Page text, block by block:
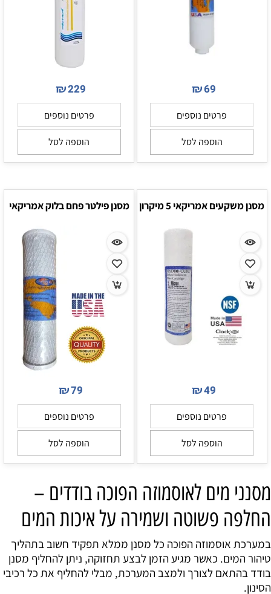
₪69
פרטים נוספים
הוספה לסל
₪229
פרטים נוספים
הוספה לסל
מסנן משקעים אמריקאי 5 מיקרון
₪49
פרטים נוספים
הוספה לסל
מסנן פילטר פחם בלוק אמריקאי
₪79
פרטים נוספים
הוספה לסל
מסנני מים לאוסמוזה הפוכה בודדים –
החלפה פשוטה ושמירה על איכות המים
במערכת אוסמוזה הפוכה כל מסנן ממלא תפקיד חשוב בתהליך
טיהור המים. כאשר מגיע הזמן לבצע תחזוקה, ניתן להחליף מסנן
בודד בהתאם לצורך ולמצב המערכת, מבלי להחליף את כל רכיבי
הסינון.